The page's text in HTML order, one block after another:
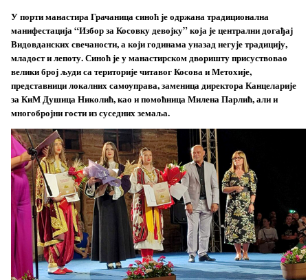
У порти манастира Грачаница синоћ је одржана традиционална
манифестација “Избор за Косовку девојку” која је централни догађај
Видовданских свечаности, а који годинама уназад негује традицију,
младост и лепоту. Синоћ је у манастирском дворишту присуствовао
велики број људи са територије читавог Косова и Метохије,
представници локалних самоуправа, заменица директора Канцеларије
за КиМ Душица Николић, као и помоћница Милена Парлић, али и
многобројни гости из суседних земаља.